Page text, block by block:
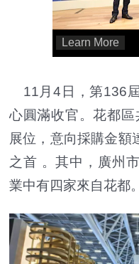
11月4日，第136
心圓滿收官。花都
展位，意向採購金額
之首 。其中，廣州
業中有四家來自花都。